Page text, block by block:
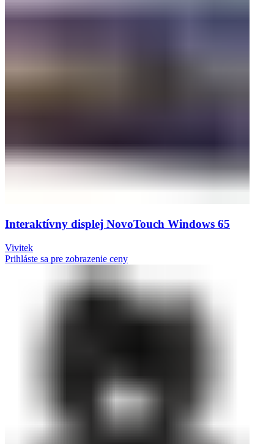
Interaktívny displej NovoTouch Windows 65
Vivitek
Prihláste sa pre zobrazenie ceny